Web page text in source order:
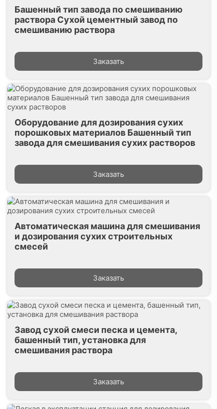
Башенный тип завода по смешиванию
раствора Сухой цементный завод по
смешиванию раствора
Заказать
Оборудование для дозирования сухих
порошковых материалов Башенный тип
завода для смешивания сухих растворов
Заказать
Автоматическая машина для смешивания
и дозирования сухих строительных
смесей
Заказать
Завод сухой смеси песка и цемента,
башенный тип, установка для
смешивания раствора
Заказать